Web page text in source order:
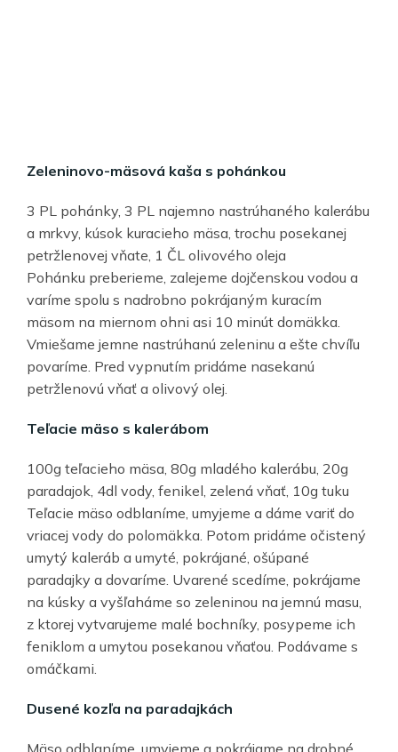
Zeleninovo-mäsová kaša s pohánkou
3 PL pohánky, 3 PL najemno nastrúhaného kalerábu
a mrkvy, kúsok kuracieho mäsa, trochu posekanej
petržlenovej vňate, 1 ČL olivového oleja
Pohánku preberieme, zalejeme dojčenskou vodou a
varíme spolu s nadrobno pokrájaným kuracím
mäsom na miernom ohni asi 10 minút domäkka.
Vmiešame jemne nastrúhanú zeleninu a ešte chvíľu
povaríme. Pred vypnutím pridáme nasekanú
petržlenovú vňať a olivový olej.
Teľacie mäso s kalerábom
100g teľacieho mäsa, 80g mladého kalerábu, 20g
paradajok, 4dl vody, fenikel, zelená vňať, 10g tuku
Teľacie mäso odblaníme, umyjeme a dáme variť do
vriacej vody do polomäkka. Potom pridáme očistený
umytý kaleráb a umyté, pokrájané, ošúpané
paradajky a dovaríme. Uvarené scedíme, pokrájame
na kúsky a vyšľaháme so zeleninou na jemnú masu,
z ktorej vytvarujeme malé bochníky, posypeme ich
feniklom a umytou posekanou vňaťou. Podávame s
omáčkami.
Dusené kozľa na paradajkách
Mäso odblaníme, umyjeme a pokrájame na drobné